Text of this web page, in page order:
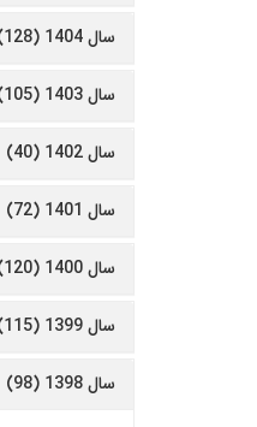
سال 1404 (128)
سال 1403 (105)
سال 1402 (40)
سال 1401 (72)
سال 1400 (120)
سال 1399 (115)
سال 1398 (98)